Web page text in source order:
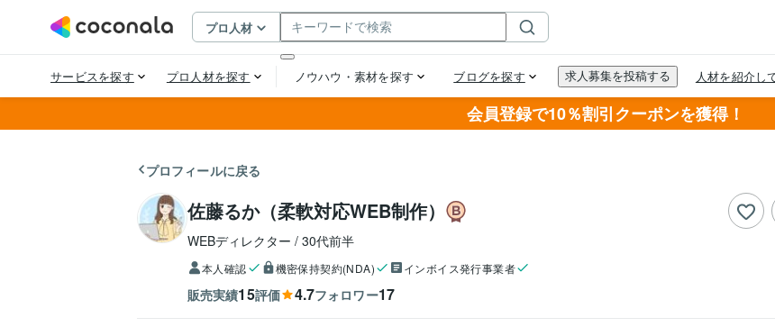
会員登録で10％割引クーポンを獲得！
プロフィールに戻る
佐藤るか（柔軟対応WEB制作）
WEBディレクター 30代前半
本人確認 機密保持契約(NDA) インボイス発行事業者
販売実績15評価 4.7フォロワー17